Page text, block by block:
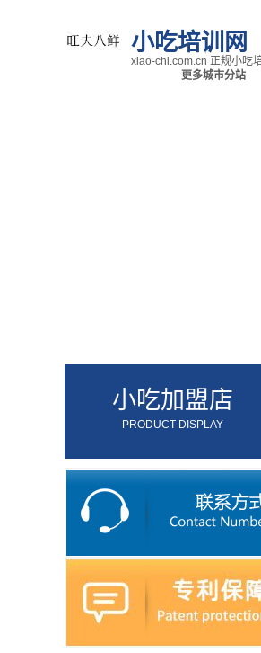
小吃培训网
xiao-chi.com.cn 正规小吃
更多城市分站
小吃加盟店
PRODUCT DISPLAY